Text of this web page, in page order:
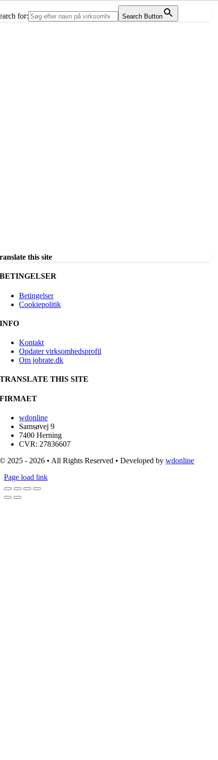
for: Search Button
this site
BETINGELSER
Betingelser
Cookiepolitik
INFO
Kontakt
Opdater virksomhedsprofil
Om jobrate.dk
TRANSLATE THIS SITE
FIRMAET
wdonline
Samsøvej 9
7400 Herning
CVR: 27836607
© 2025 - 2026 • All Rights Reserved • Developed bywdonline
Page load link